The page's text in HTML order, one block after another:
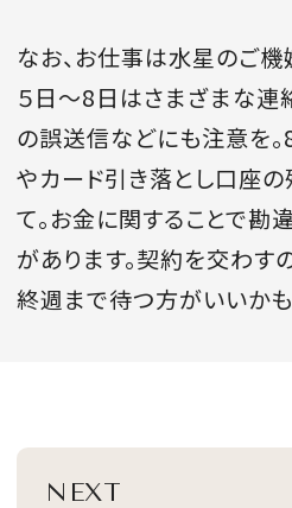
なお、お仕事は水星のご機
５日～8日はさまざまな連
の誤送信などにも注意を
やカード引き落とし口座
て。お金に関することで勘
があります。契約を交わすの
終週まで待つ方がいいかも
NEXT